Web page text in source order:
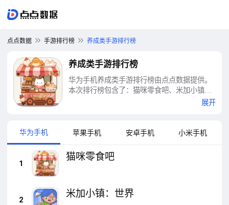
点点数据 手游排行榜 养成类手游排行榜
养成类手游排行榜
华为手机养成类手游排行榜由点点数据提供。
本次排行榜包含了：猫咪零食吧、米加小镇：
世界、桌面喵、开心猫舍、全民养成之女皇陛
划2等十大养成类手游排行榜
展开
华为手机 苹果手机 安卓手机 小米手机
1
猫咪零食吧
2
米加小镇：世界